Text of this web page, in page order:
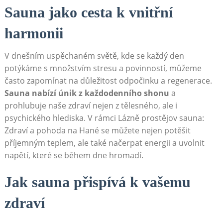
Sauna jako cesta k vnitřní
harmonii
V dnešním uspěchaném světě, kde se každý den
potýkáme s množstvím stresu a povinností, můžeme
často zapomínat na důležitost odpočinku a regenerace.
Sauna nabízí únik z každodenního shonu a
prohlubuje naše zdraví nejen z tělesného, ale i
psychického hlediska. V rámci Lázně prostějov sauna:
Zdraví a pohoda na Hané se můžete nejen potěšit
příjemným teplem, ale také načerpat energii a uvolnit
napětí, které se během dne hromadí.
Jak sauna přispívá k vašemu
zdraví